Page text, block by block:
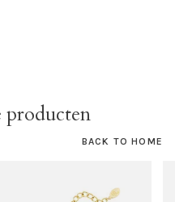
producten
BACK TO HOME